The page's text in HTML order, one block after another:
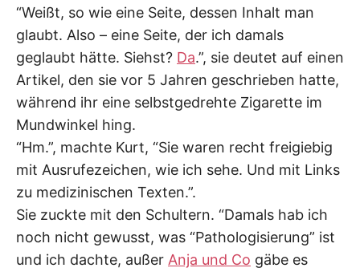
“Weißt, so wie eine Seite, dessen Inhalt man
glaubt. Also – eine Seite, der ich damals
geglaubt hätte. Siehst? Da.”, sie deutet auf einen
Artikel, den sie vor 5 Jahren geschrieben hatte,
während ihr eine selbstgedrehte Zigarette im
Mundwinkel hing.
“Hm.”, machte Kurt, “Sie waren recht freigiebig
mit Ausrufezeichen, wie ich sehe. Und mit Links
zu medizinischen Texten.”.
Sie zuckte mit den Schultern. “Damals hab ich
noch nicht gewusst, was “Pathologisierung” ist
und ich dachte, außer Anja und Co gäbe es